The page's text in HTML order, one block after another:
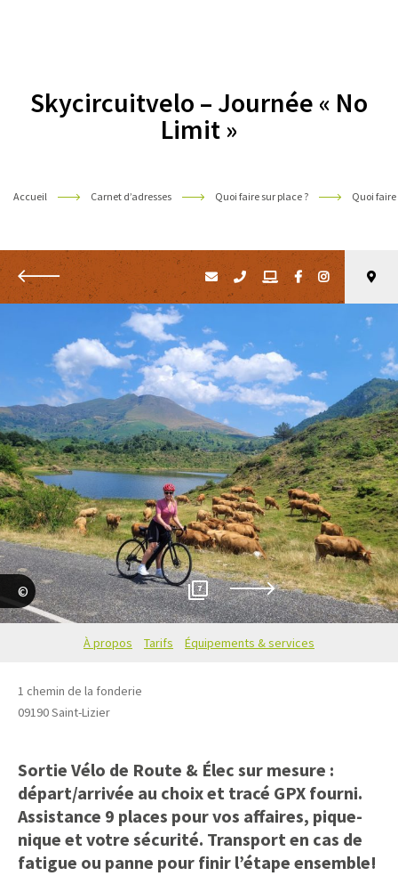
Skycircuitvelo – Journée « No
Limit »
Accueil Carnet d’adresses Quoi faire sur place ? Quoi
Retour
Thomas Mann 7
À propos Tarifs Équipements & services
1 chemin de la fonderie
09190Saint-Lizier
Sortie Vélo de Route & Élec sur mesure :
départ/arrivée au choix et tracé GPX fourni.
Assistance 9 places pour vos affaires, pique-
nique et votre sécurité. Transport en cas de
fatigue ou panne pour finir l’étape ensemble!